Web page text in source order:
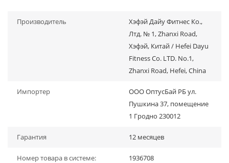
Производитель
Хэфэй Дайу Фитнес Ко.,
Лтд. № 1, Zhanxi Road,
Хэфэй, Китай / Hefei Dayu
Fitness Co. LTD. No.1,
Zhanxi Road, Hefei, China
Импортер
ООО ОптусБай РБ ул.
Пушкина 37, помещение
1 Гродно 230012
Гарантия 12 месяцев
Номер товара в системе: 1936708